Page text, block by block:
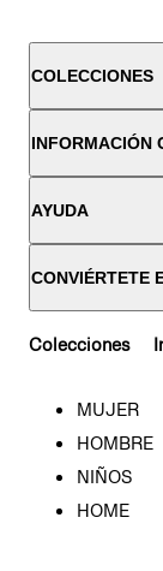
COLECCIONES
INFORMACIÓN
AYUDA
CONVIÉRTETE
Colecciones
MUJER
HOMBRE
NIÑOS
HOME